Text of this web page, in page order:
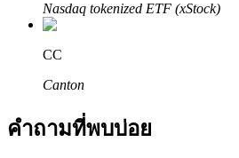
เชิญเพื่อนเพื่อรับรางวัลเงินสด
Nasdaq tokenized ETF (xStock)
CC
Canton
คำถามที่พบบ่อย